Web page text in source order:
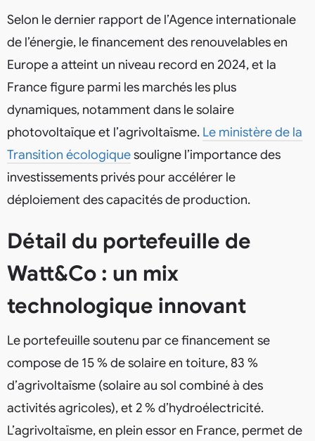
Selon le dernier rapport de l’Agence internationale
de l’énergie, le financement des renouvelables en
Europe a atteint un niveau record en 2024, et la
France figure parmi les marchés les plus
dynamiques, notamment dans le solaire
photovoltaïque et l’agrivoltaïsme. Le ministère de la
Transition écologiquesouligne l’importance des
investissements privés pour accélérer le
déploiement des capacités de production.
Détail du portefeuille de
Watt&Co : un mix
technologique innovant
Le portefeuille soutenu par ce financement se
compose de 15 % de solaire en toiture, 83 %
d’agrivoltaïsme (solaire au sol combiné à des
activités agricoles), et 2 % d’hydroélectricité.
L’agrivoltaïsme, en plein essor en France, permet de